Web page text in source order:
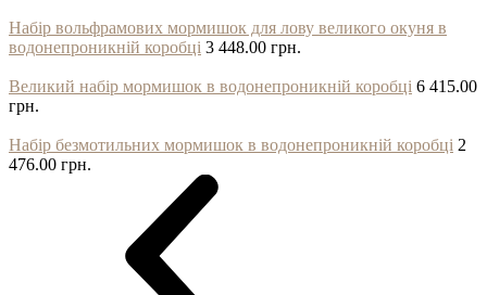
Набір вольфрамових мормишок для лову великого окуня в
водонепроникній коробці 3 448.00 грн.
Великий набір мормишок в водонепроникній коробці 6 415.00
грн.
Набір безмотильних мормишок в водонепроникній коробці 2
476.00 грн.